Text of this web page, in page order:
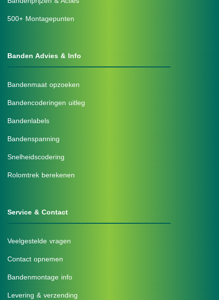
500+ Montagepunten
Banden Advies & Info
Bandenmaat opzoeken
Bandencoderingen uitleg
Bandenlabels
Bandenspanning
Snelheidscodering
Rolomtrek berekenen
Service & Contact
Veelgestelde vragen
Contact opnemen
Bandenmontage info
Levering & verzending